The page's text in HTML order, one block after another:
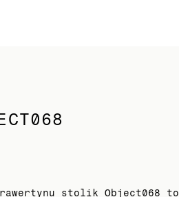
stolik Object068 to